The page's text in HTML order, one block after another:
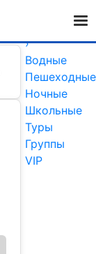
Автобусные
›
Водные
Пешеходные
Ночные
Школьные
Туры
Группы
VIP